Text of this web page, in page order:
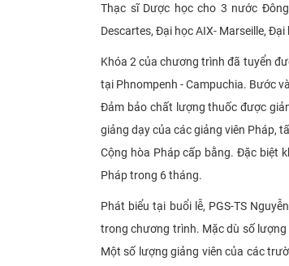
Thạc sĩ Dược học cho 3 nước
Descartes, Đại học AIX- Marseille,
Khóa 2 của chương trình đã tuyển
tại Phnompenh - Campuchia. Bước
Đảm bảo chất lượng thuốc được
giảng dạy của các giảng viên Pháp,
Cộng hòa Pháp cấp bằng. Đặc biệt
Pháp trong 6 tháng.
Phát biểu tại buổi lễ, PGS-TS
trong chương trình. Mặc dù số
Một số lượng giảng viên của các